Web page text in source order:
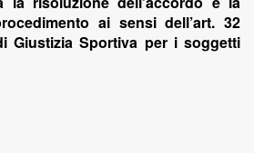
ai sensi dell’art. 32
Giustizia Sportiva per i soggetti